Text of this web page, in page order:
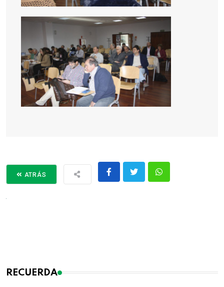
ATRÁS
RECUERDA